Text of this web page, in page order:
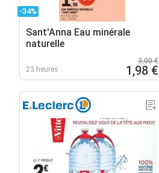
-34%
Sant'Anna Eau minérale
naturelle
23 heures
3,00 €
1,98 €